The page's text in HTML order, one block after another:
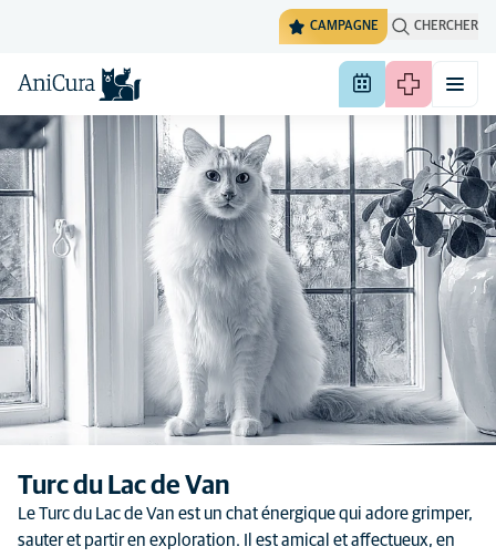
CAMPAGNE CHERCHER
Turc du Lac de Van
Le Turc du Lac de Van est un chat énergique qui adore grimper,
sauter et partir en exploration. Il est amical et affectueux, en